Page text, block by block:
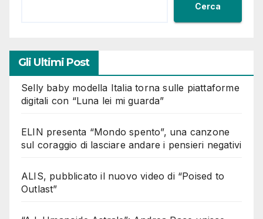
Cerca
Gli Ultimi Post
Selly baby modella Italia torna sulle piattaforme
digitali con “Luna lei mi guarda”
ELIN presenta “Mondo spento”, una canzone
sul coraggio di lasciare andare i pensieri negativi
ALIS, pubblicato il nuovo video di “Poised to
Outlast”